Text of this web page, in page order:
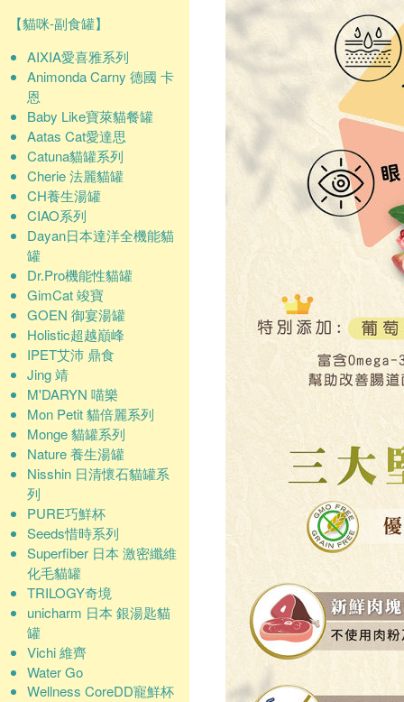
【貓咪-副食罐】
AIXIA愛喜雅系列
Animonda Carny 德國 卡
恩
Baby Like寶萊貓餐罐
Aatas Cat愛達思
Catuna貓罐系列
Cherie 法麗貓罐
CH養生湯罐
CIAO系列
Dayan日本達洋全機能貓
罐
Dr.Pro機能性貓罐
GimCat 竣寶
GOEN 御宴湯罐
Holistic超越巔峰
IPET艾沛 鼎食
Jing 靖
M'DARYN 喵樂
Mon Petit 貓倍麗系列
Monge 貓罐系列
Nature 養生湯罐
Nisshin 日清懷石貓罐系
列
PURE巧鮮杯
Seeds惜時系列
Superfiber 日本 激密纖維
化毛貓罐
TRILOGY奇境
unicharm 日本 銀湯匙貓
罐
Vichi 維齊
Water Go
Wellness CoreDD寵鮮杯